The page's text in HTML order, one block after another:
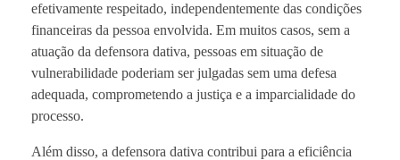
efetivamente respeitado, independentemente das condições
financeiras da pessoa envolvida. Em muitos casos, sem a
atuação da defensora dativa, pessoas em situação de
vulnerabilidade poderiam ser julgadas sem uma defesa
adequada, comprometendo a justiça e a imparcialidade do
processo.
Além disso, a defensora dativa contribui para a eficiência